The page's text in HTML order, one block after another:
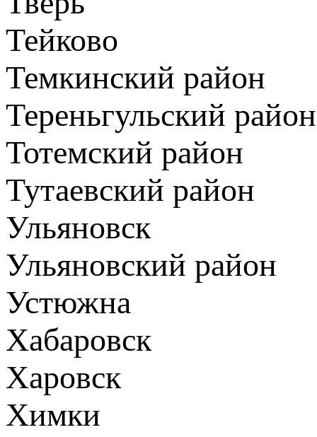
Тейково
Темкинский район
Тереньгульский район
Тотемский район
Тутаевский район
Ульяновск
Ульяновский район
Устюжна
Хабаровск
Харовск
Химки